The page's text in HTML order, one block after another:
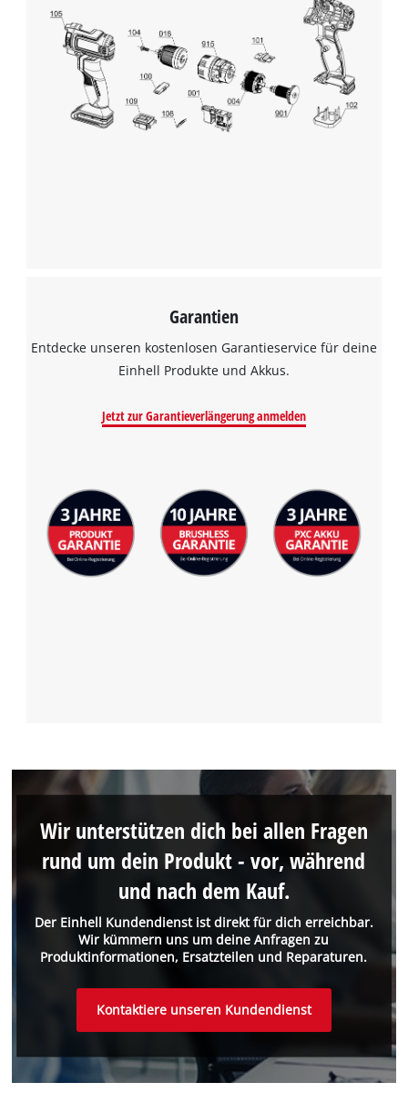
Garantien
Entdecke unseren kostenlosen Garantieservice für deine
Einhell Produkte und Akkus.
Jetzt zur Garantieverlängerung anmelden
Der Einhell Kundendienst ist direkt für dich erreichbar.
Wir kümmern uns um deine Anfragen zu
Produktinformationen, Ersatzteilen und Reparaturen.
Wir unterstützen dich bei allen Fragen
rund um dein Produkt - vor, während
und nach dem Kauf.
Kontaktiere unseren Kundendienst